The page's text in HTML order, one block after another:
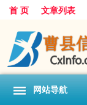
首 页 文章列表
网站导航